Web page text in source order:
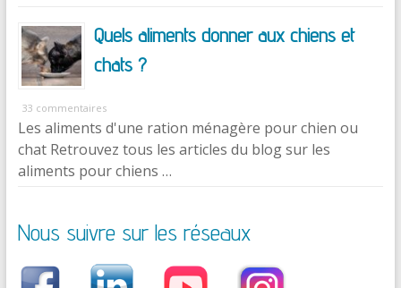
Quels aliments donner aux chiens et
chats ?
33 commentaires
Les aliments d'une ration ménagère pour chien ou
chat Retrouvez tous les articles du blog sur les
aliments pour chiens …
Nous suivre sur les réseaux